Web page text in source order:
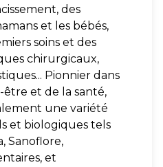
des
et les bébés,
soins et des
chirurgicaux,
Pionnier dans
être et de la santé,
une variété
et biologiques tels
Sanoflore,
et